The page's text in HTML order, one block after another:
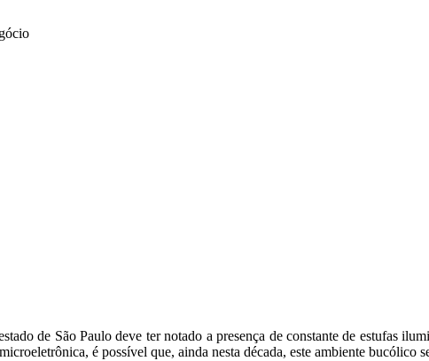
de São Paulo deve ter notado a presença de constante de estufas
é possível que, ainda nesta década, este ambiente